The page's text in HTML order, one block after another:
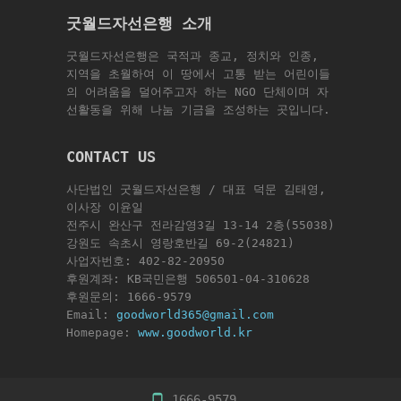
굿월드자선은행 소개
굿월드자선은행은 국적과 종교, 정치와 인종,
지역을 초월하여 이 땅에서 고통 받는 어린이들
의 어려움을 덜어주고자 하는 NGO 단체이며 자
선활동을 위해 나눔 기금을 조성하는 곳입니다.
CONTACT US
사단법인 굿월드자선은행 / 대표 덕문 김태영,
이사장 이윤일
전주시 완산구 전라감영3길 13-14 2층(55038)
강원도 속초시 영랑호반길 69-2(24821)
사업자번호: 402-82-20950
후원계좌: KB국민은행 506501-04-310628
후원문의: 1666-9579
Email: goodworld365@gmail.com
Homepage: www.goodworld.kr